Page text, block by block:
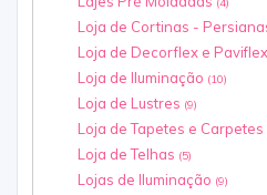
Loja de Cortinas -
Loja de Decorflex e Paviflex
Loja de Iluminação (10)
Loja de Lustres (9)
Loja de Tapetes e Carpetes
Loja de Telhas (5)
Lojas de Iluminação (9)